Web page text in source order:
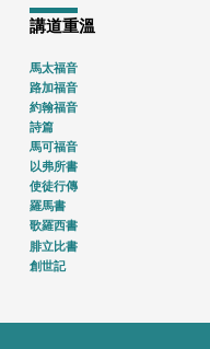
講道重溫
馬太福音
路加福音
約翰福音
詩篇
馬可福音
以弗所書
使徒行傳
羅馬書
歌羅西書
腓立比書
創世記